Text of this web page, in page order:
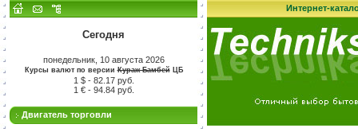
Сегодня
понедельник, 10 августа 2026
Курсы валют по версииКураж-БамбейЦБ
1 $ - 82.17 руб.
1 € - 94.84 руб.
Двигатель торговли
Интернет-